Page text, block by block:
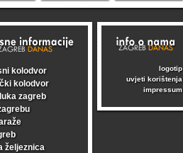
kolodvor
kolodvor
zagreb
željeznica
logotip
uvjeti korištenja
impressum